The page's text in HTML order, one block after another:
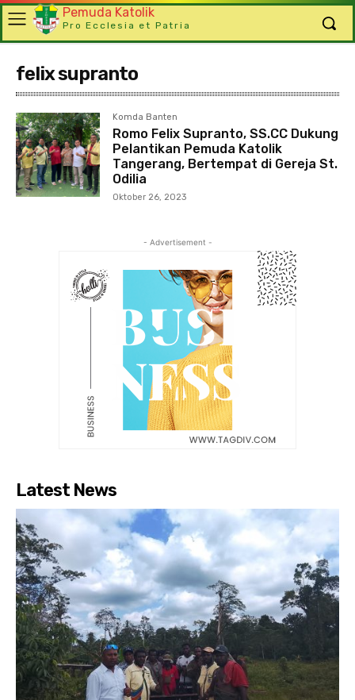
Pemuda Katolik
Pro Ecclesia et Patria
felix supranto
Komda Banten
Romo Felix Supranto, SS.CC Dukung
Pelantikan Pemuda Katolik
Tangerang, Bertempat di Gereja St.
Odilia
Oktober 26, 2023
- Advertisement -
Latest News